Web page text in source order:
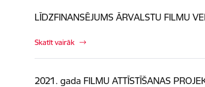
LĪDZFINANSĒJUMS ĀRVALSTU FILMU
Skatīt vairāk
2021. gada FILMU ATTĪSTĪŠANAS